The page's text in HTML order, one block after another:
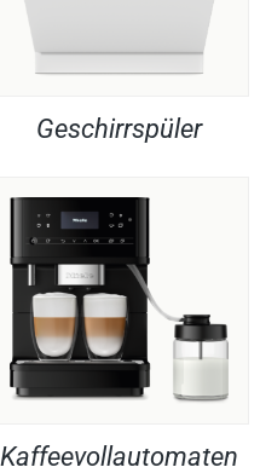
Geschirrspüler
Kaffeevollautomaten